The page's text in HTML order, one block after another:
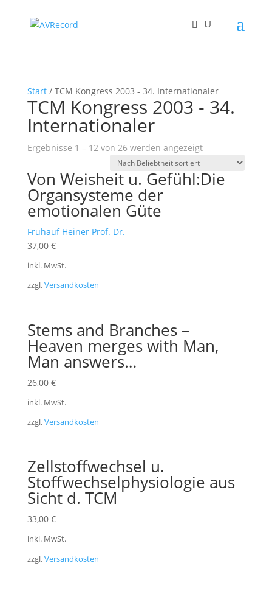
Start/ TCM Kongress 2003 - 34. Internationaler
TCM Kongress 2003 - 34.
Internationaler
Ergebnisse 1 – 12 von 26 werden angezeigtNach
Beliebtheit
sortiert
Von Weisheit u. Gefühl:Die
Organsysteme der
emotionalen Güte
Frühauf Heiner Prof. Dr.
37,00 €
inkl. MwSt.
zzgl.Versandkosten
Stems and Branches –
Heaven merges with Man,
Man answers…
26,00 €
inkl. MwSt.
zzgl.Versandkosten
Zellstoffwechsel u.
Stoffwechselphysiologie aus
Sicht d. TCM
33,00 €
inkl. MwSt.
zzgl.Versandkosten